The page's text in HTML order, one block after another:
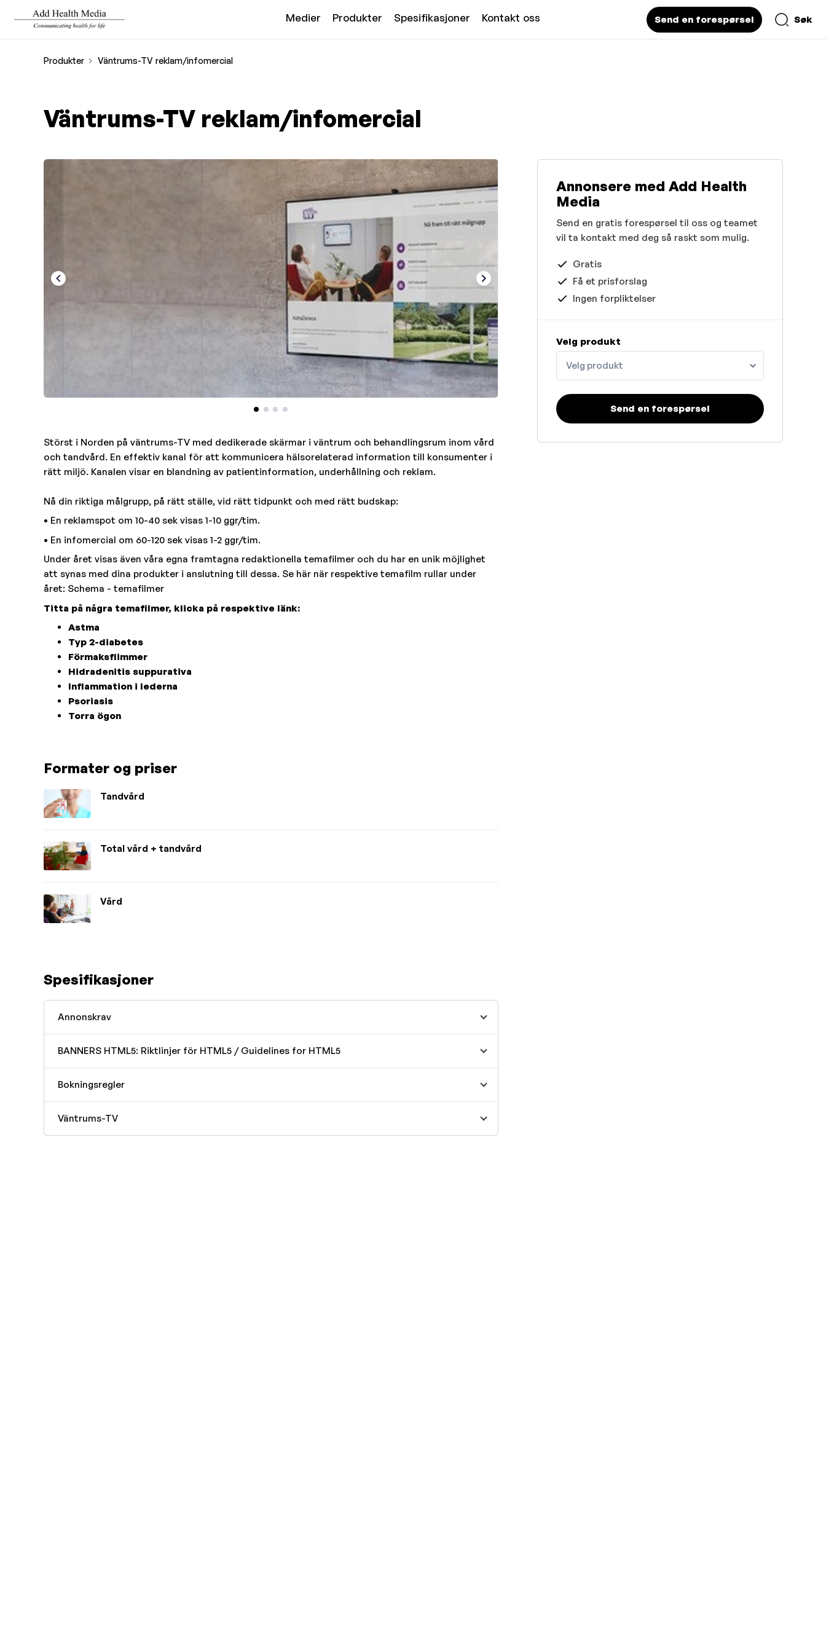
Medier Produkter Spesifikasjoner Kontakt oss Send en forespørsel Søk
Produkter Väntrums-TV reklam/infomercial
Väntrums-TV reklam/infomercial
Störst i Norden på väntrums-TV med dedikerade skärmar i väntrum och behandlingsrum inom vård
och tandvård. En effektiv kanal för att kommunicera hälsorelaterad information till konsumenter i
rätt miljö. Kanalen visar en blandning av patientinformation, underhållning och reklam.
Nå din riktiga målgrupp, på rätt ställe, vid rätt tidpunkt och med rätt budskap:
• En reklamspot om 10-40 sek visas 1-10 ggr/tim.
• En infomercial om 60-120 sek visas 1-2 ggr/tim.
Under året visas även våra egna framtagna redaktionella temafilmer och du har en unik möjlighet
att synas med dina produkter i anslutning till dessa. Se här när respektive temafilm rullar under
året: Schema - temafilmer
Titta på några temafilmer, klicka på respektive länk:
Astma
Typ 2-diabetes
Förmaksflimmer
Hidradenitis suppurativa
Inflammation i lederna
Psoriasis
Torra ögon
Formater og priser
Tandvård
Total vård + tandvård
Vård
Spesifikasjoner
Annonskrav
BANNERS HTML5: Riktlinjer för HTML5 / Guidelines for HTML5
Bokningsregler
Väntrums-TV
Annonsere med Add Health
Media
Send en gratis forespørsel til oss og teamet
vil ta kontakt med deg så raskt som mulig.
Gratis
Få et prisforslag
Ingen forpliktelser
Velg produkt
Velg produkt
Send en forespørsel